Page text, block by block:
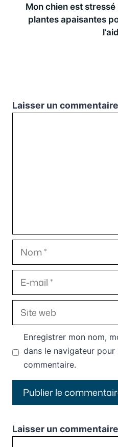
Mon chien est stressé
plantes apaisantes
Laisser un commentaire
Nom
E-
mail
Site
web
Enregistrer mon nom,
dans le navigateur
commentaire.
Laisser un commentaire